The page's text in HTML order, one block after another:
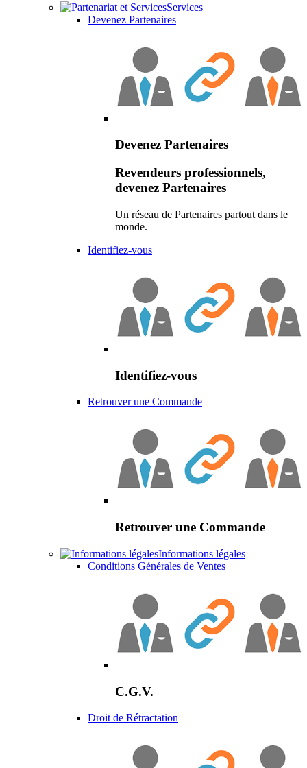
Services
Devenez Partenaires
Devenez Partenaires
Revendeurs professionnels,
devenez Partenaires
Un réseau de Partenaires partout dans le
monde.
Identifiez-vous
Identifiez-vous
Retrouver une Commande
Retrouver une Commande
Informations légales
Conditions Générales de Ventes
C.G.V.
Droit de Rétractation